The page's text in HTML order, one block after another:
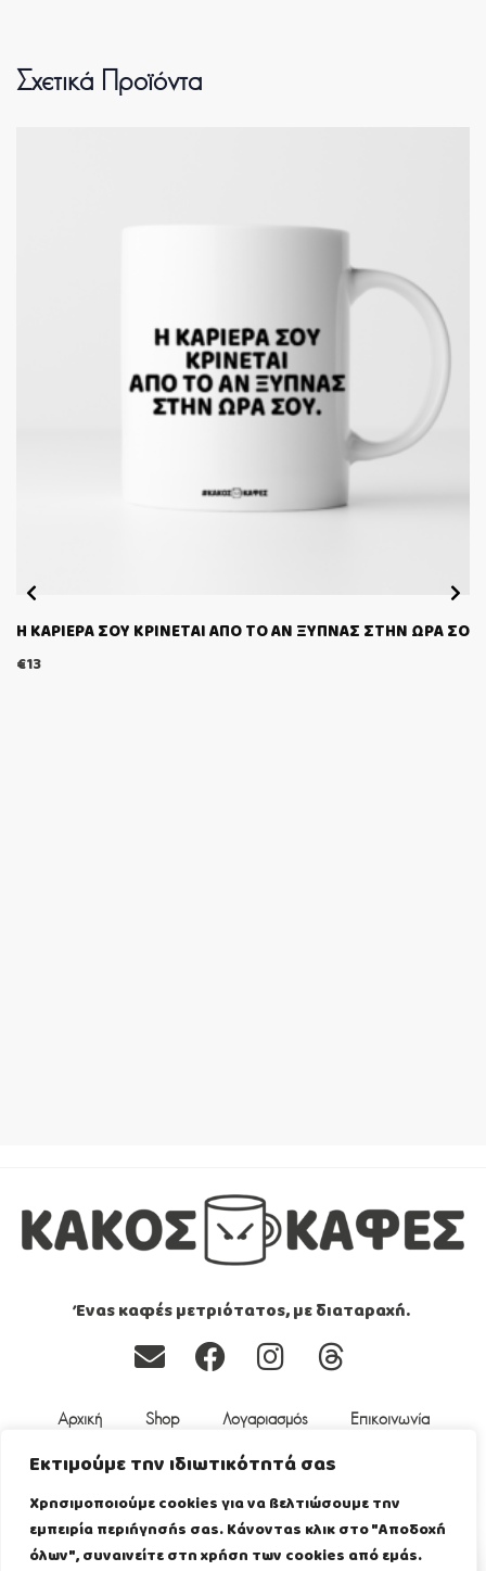
Εκτιμούμε την ιδιωτικότητά σας
Χρησιμοποιούμε cookies για να βελτιώσουμε την
εμπειρία περιήγησής σας. Κάνοντας κλικ στο "Αποδοχή
όλων", συναινείτε στη χρήση των cookies από εμάς.
Σχετικά Προϊόντα
Η ΚΑΡΙΕΡΑ ΣΟΥ ΚΡΙΝΕΤΑΙ ΑΠΟ ΤΟ ΑΝ ΞΥΠΝΑΣ ΣΤΗΝ ΩΡΑ ΣΟΥ.
€13
Ένας καφές μετριότατος, με διαταραχή.
Αρχική Shop Λογαριασμός Επικοινωνία
Γενικοί Όροι Πολιτική επιστροφών
Ασφάλεια Συναλλαγών